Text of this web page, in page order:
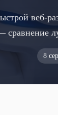
веб-
8